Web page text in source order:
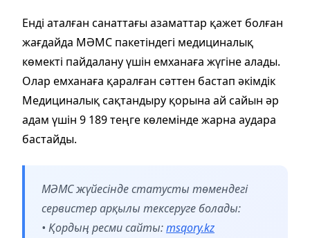
Енді аталған санаттағы азаматтар қажет болған
жағдайда МӘМС пакетіндегі медициналық
көмекті пайдалану үшін емханаға жүгіне алады.
Олар емханаға қаралған сәттен бастап әкімдік
Медициналық сақтандыру қорына ай сайын әр
адам үшін 9 189 теңге көлемінде жарна аудара
бастайды.
МӘМС жүйесінде статусты төмендегі
сервистер арқылы тексеруге болады:
• Қордың ресми сайты:msqory.kz